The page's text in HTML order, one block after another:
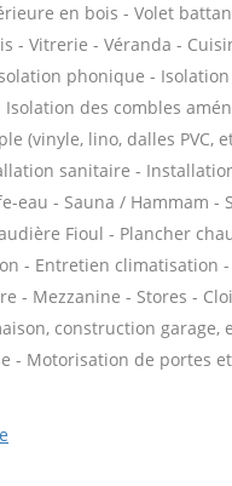
en bois - Volet
- Vitrerie - Véranda -
phonique -
des combles
(vinyle, lino, dalles PVC,
sanitaire -
eau - Sauna / Hammam -
Fioul - Plancher
- Entretien climatisation -
- Mezzanine - Stores -
construction
- Motorisation de portes